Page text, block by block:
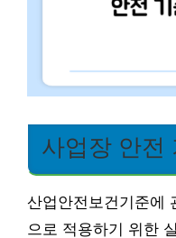
사업장 안전
산업안전보건기준에
으로 적용하기 위한